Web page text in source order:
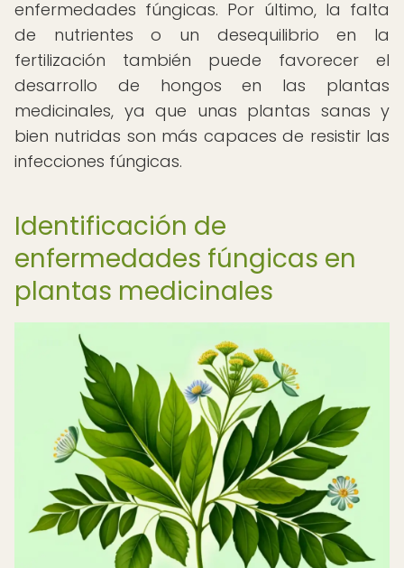
enfermedades fúngicas. Por último, la falta
de nutrientes o un desequilibrio en la
fertilización también puede favorecer el
desarrollo de hongos en las plantas
medicinales, ya que unas plantas sanas y
bien nutridas son más capaces de resistir las
infecciones fúngicas.
Identificación de
enfermedades fúngicas en
plantas medicinales